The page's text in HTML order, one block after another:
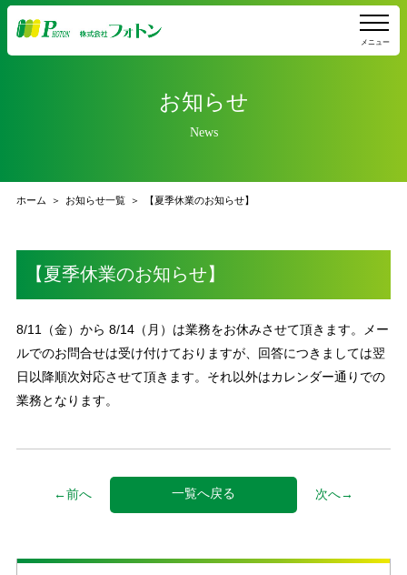
メニュー
お知らせ
News
ホーム お知らせ一覧 【夏季休業のお知らせ】
【夏季休業のお知らせ】
8/11（金）から 8/14（月）は業務をお休みさせて頂きます。メー
ルでのお問合せは受け付けておりますが、回答につきましては翌
日以降順次対応させて頂きます。それ以外はカレンダー通りでの
業務となります。
←前へ 一覧へ戻る 次へ→